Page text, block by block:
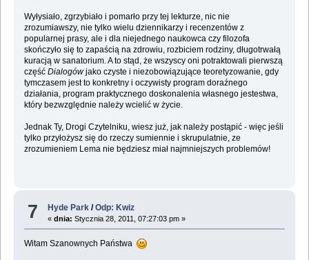
Wyłysiało, zgrzybiało i pomarło przy tej lekturze, nic nie
zrozumiawszy, nie tylko wielu dziennikarzy i recenzentów z
popularnej prasy, ale i dla niejednego naukowca czy filozofa
skończyło się to zapaścią na zdrowiu, rozbiciem rodziny, długotrwałą
kuracją w sanatorium. A to stąd, że wszyscy oni potraktowali pierwszą
część Dialogówjako czyste i niezobowiązujące teoretyzowanie, gdy
tymczasem jest to konkretny i oczywisty program doraźnego
działania, program praktycznego doskonalenia własnego jestestwa,
który bezwzględnie należy wcielić w życie.
Jednak Ty, Drogi Czytelniku, wiesz już, jak należy postąpić - więc jeśli
tylko przyłożysz się do rzeczy sumiennie i skrupulatnie, ze
zrozumieniem Lema nie będziesz miał najmniejszych problemów!
7 Hyde Park /Odp: Kwiz
«dnia: Stycznia 28, 2011, 07:27:03 pm »
Witam Szanownych Państwa